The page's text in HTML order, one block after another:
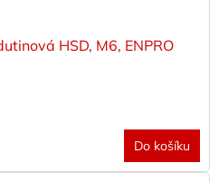
HSD, M6, ENPRO
Do košíku